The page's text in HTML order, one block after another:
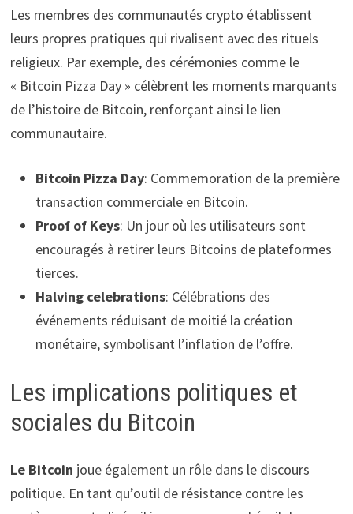
Les membres des communautés crypto établissent
leurs propres pratiques qui rivalisent avec des rituels
religieux. Par exemple, des cérémonies comme le
« Bitcoin Pizza Day » célèbrent les moments marquants
de l’histoire de Bitcoin, renforçant ainsi le lien
communautaire.
Bitcoin Pizza Day: Commemoration de la première
transaction commerciale en Bitcoin.
Proof of Keys: Un jour où les utilisateurs sont
encouragés à retirer leurs Bitcoins de plateformes
tierces.
Halving celebrations: Célébrations des
événements réduisant de moitié la création
monétaire, symbolisant l’inflation de l’offre.
Les implications politiques et
sociales du Bitcoin
Le Bitcoin joue également un rôle dans le discours
politique. En tant qu’outil de résistance contre les